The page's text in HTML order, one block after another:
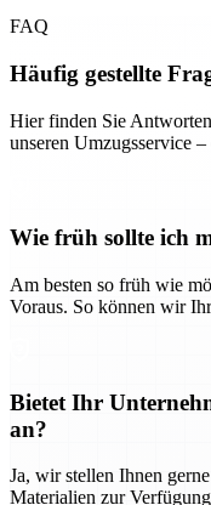
FAQ
Häufig gestellte
Hier finden Sie
unseren Umzugsservice
Wie früh sollte ich
Am besten so früh wie
Voraus. So können wir
Bietet Ihr
an?
Ja, wir stellen Ihnen
Materialien zur